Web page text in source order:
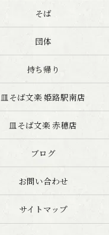
そば
団体
持ち帰り
皿そば文楽 姫路駅南店
皿そば文楽 赤穂店
ブログ
お問い合わせ
サイトマップ